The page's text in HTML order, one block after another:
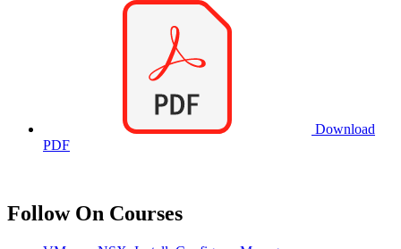
Download
PDF
Follow On Courses